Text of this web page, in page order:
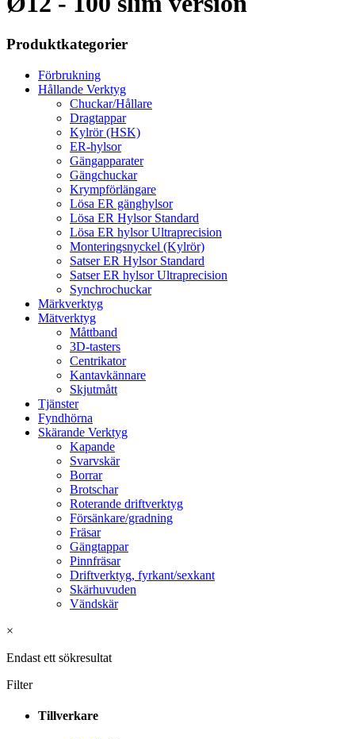
Produktkategorier
Förbrukning
Hållande Verktyg
Chuckar/Hållare
Dragtappar
Kylrör (HSK)
ER-hylsor
Gängapparater
Gängchuckar
Krympförlängare
Lösa ER gänghylsor
Lösa ER Hylsor Standard
Lösa ER hylsor Ultraprecision
Monteringsnyckel (Kylrör)
Satser ER Hylsor Standard
Satser ER hylsor Ultraprecision
Synchrochuckar
Märkverktyg
Mätverktyg
Måttband
3D-tasters
Centrikator
Kantavkännare
Skjutmått
Tjänster
Fyndhörna
Skärande Verktyg
Kapande
Svarvskär
Borrar
Brotschar
Roterande driftverktyg
Försänkare/gradning
Fräsar
Gängtappar
Pinnfräsar
Driftverktyg, fyrkant/sexkant
Skärhuvuden
Vändskär
×
Endast ett sökresultat
Filter
Tillverkare